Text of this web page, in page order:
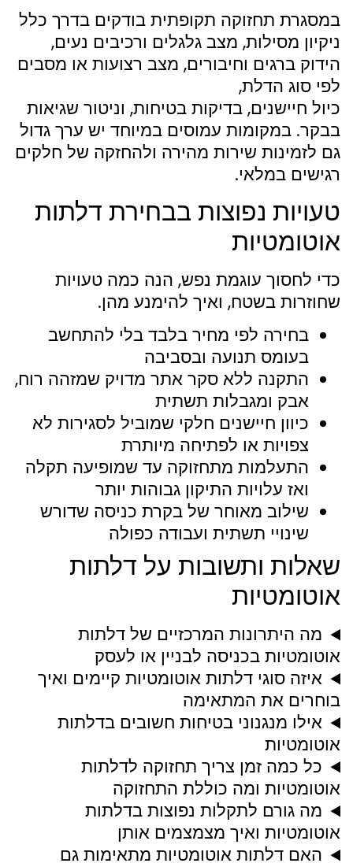
במסגרת תחזוקה תקופתית בודקים בדרך כלל
ניקיון מסילות, מצב גלגלים ורכיבים נעים,
הידוק ברגים וחיבורים, מצב רצועות או מסבים
לפי סוג הדלת,
כיול חיישנים, בדיקות בטיחות, וניטור שגיאות
בבקר. במקומות עמוסים במיוחד יש ערך גדול
גם לזמינות שירות מהירה ולהחזקה של חלקים
רגישים במלאי.
טעויות נפוצות בבחירת דלתות
אוטומטיות
כדי לחסוך עוגמת נפש, הנה כמה טעויות
שחוזרות בשטח, ואיך להימנע מהן.
בחירה לפי מחיר בלבד בלי להתחשב
בעומס תנועה ובסביבה
התקנה ללא סקר אתר מדויק שמזהה רוח,
אבק ומגבלות תשתית
כיוון חיישנים חלקי שמוביל לסגירות לא
צפויות או לפתיחה מיותרת
התעלמות מתחזוקה עד שמופיעה תקלה
ואז עלויות התיקון גבוהות יותר
שילוב מאוחר של בקרת כניסה שדורש
שינויי תשתית ועבודה כפולה
שאלות ותשובות על דלתות
אוטומטיות
מה היתרונות המרכזיים של דלתות
אוטומטיות בכניסה לבניין או לעסק
איזה סוגי דלתות אוטומטיות קיימים ואיך
בוחרים את המתאימה
אילו מנגנוני בטיחות חשובים בדלתות
אוטומטיות
כל כמה זמן צריך תחזוקה לדלתות
אוטומטיות ומה כוללת התחזוקה
מה גורם לתקלות נפוצות בדלתות
אוטומטיות ואיך מצמצמים אותן
האם דלתות אוטומטיות מתאימות גם